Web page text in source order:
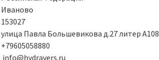
Иваново
153027
улица Павла Большевикова д.27 литер А108
+79605058880
info@hydravers.ru